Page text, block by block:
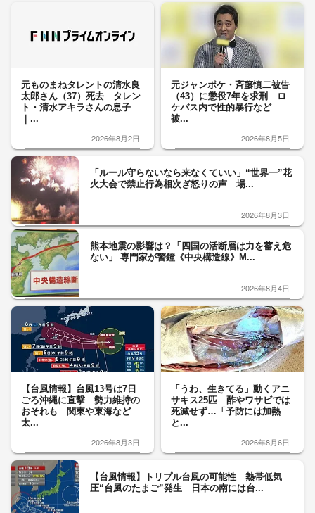
元ものまねタレントの清水良
太郎さん（37）死去 タレン
ト・清水アキラさんの息子
｜...
2026年8月2日
元ジャンポケ・斉藤慎二被告
（43）に懲役7年を求刑 ロ
ケバス内で性的暴行など
被...
2026年8月5日
「ルール守らないなら来なくていい」“世界一”花
火大会で禁止行為相次ぎ怒りの声 場...
2026年8月3日
熊本地震の影響は？「四国の活断層は力を蓄え危
ない」 専門家が警鐘《中央構造線》M...
2026年8月4日
【台風情報】台風13号は7日
ごろ沖縄に直撃 勢力維持の
おそれも 関東や東海など
太...
2026年8月3日
「うわ、生きてる」動くアニ
サキス25匹 酢やワサビでは
死滅せず…「予防には加熱
と...
2026年8月6日
【台風情報】トリプル台風の可能性 熱帯低気
圧“台風のたまご”発生 日本の南には台...